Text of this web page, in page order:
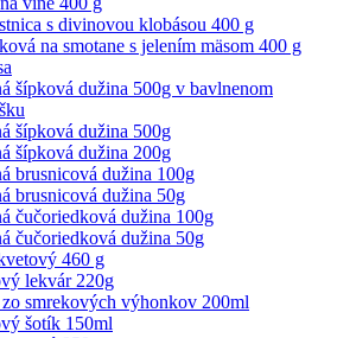
s divinovou klobásou 400 g
na smotane s jelením mäsom 400 g
šípková dužina 500g v bavlnenom
šípková dužina 500g
šípková dužina 200g
brusnicová dužina 100g
brusnicová dužina 50g
čučoriedková dužina 100g
čučoriedková dužina 50g
460 g
lekvár 220g
smrekových výhonkov 200ml
šotík 150ml